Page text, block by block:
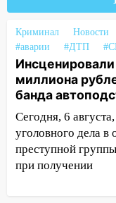
13:00
В суде
мужчины,
обвиняли в
животными
12:28 Миллион
Ульяновской
провернул
проездными
12:10
Криминал Новости
#аварии
#ДТП
миллиона
банда
Сегодня, 6
уголовного дела в
преступной
при получении